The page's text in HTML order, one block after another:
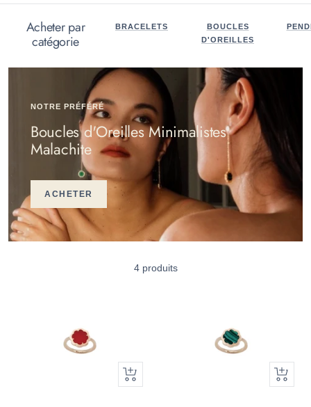
Acheter par
catégorie
BRACELETS
BOUCLES
D'OREILLES
NOTRE PRÉFÉRÉ
Boucles d'Oreilles Minimalistes
Malachite
ACHETER
4 produits
Apercu
rapide
Apercu
rapide